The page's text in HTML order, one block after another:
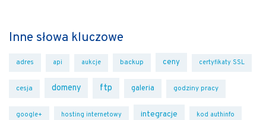
Inne słowa kluczowe
adres api aukcje backup ceny certyfikaty SSL
cesja domeny ftp galeria godziny pracy
google+ hosting internetowy integracje kod authinfo